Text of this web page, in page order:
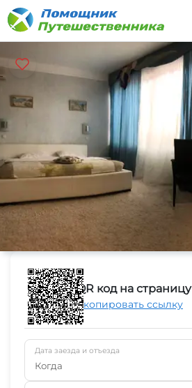
QR код на страницу
Скопировать ссылку
Дата заезда и отъезда
Когда